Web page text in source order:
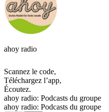
ahoy radio
Scannez le code,
Téléchargez l’app,
Écoutez.
ahoy radio: Podcasts du groupe
ahoy radio: Podcasts du groupe